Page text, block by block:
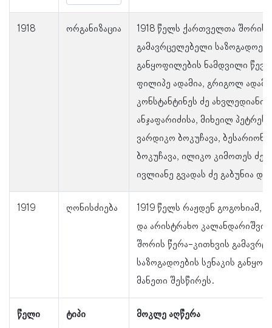
წელი ტიპი მოკლე აღწერა
1918 ორგანიზაცია
1918 წელს ქართველთა შორის
გამავრცელებელი
განყოფილების ნამდვილი
ფილიპე ადამია, გრიგოლ
კონსტანტინეს ძე ახვლედიანი,
ანჯაფარიძისა, მიხეილ პეტრეს
ვარდიკო ბოკუჩავა, ბესარიონ
ბოკუჩავა, ილიკო კიმოთეს ძე
ივლიანე გვადას ძე გაბუნია
1919 ღონისძიება
1919 წელს რაჟდენ გოგოხიამ,
და არისტრახო
შორის წერა-კითხვის
საზოგადოების სენაკის
მანეთი შესწირეს.